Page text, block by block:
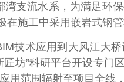
湾支流水系，为满足环
在施工中采用嵌岩式钢
技术应用到大风江大
匠坊”科研平台开设专
用范围辐射至项目全线